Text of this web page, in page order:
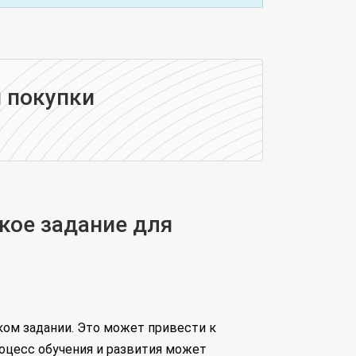
задание для
задании. Это может привести к
обучения и развития может